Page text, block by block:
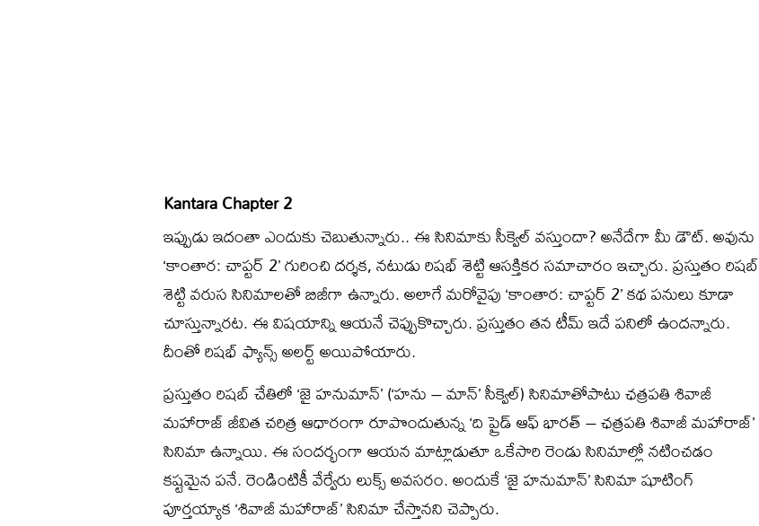
Kantara Chapter 2
ఇప్పుడు ఇదంతా ఎందుకు చెబుతున్నారు.. ఈ సినిమాకు సీక్వెల్‌ వస్తుందా? అనేదేగా మీ డౌట్‌. అవును
‘కాంతార: చాప్టర్‌ 2’ గురించి దర్శక, నటుడు రిషభ్‌ శెట్టి ఆసక్తికర సమాచారం ఇచ్చారు. ప్రస్తుతం రిషబ్‌
శెట్టి వరుస సినిమాలతో బిజీగా ఉన్నారు. అలాగే మరోవైపు ‘కాంతార: చాప్టర్‌ 2’ కథ పనులు కూడా
చూస్తున్నారట. ఈ విషయాన్ని ఆయనే చెప్పుకొచ్చారు. ప్రస్తుతం తన టీమ్‌ ఇదే పనిలో ఉందన్నారు.
దీంతో రిషభ్‌ ఫ్యాన్స్‌ అలర్ట్ అయిపోయారు.
ప్రస్తుతం రిషబ్‌ చేతిలో ‘జై హనుమాన్‌’ (‘హను – మాన్‌’ సీక్వెల్‌) సినిమాతోపాటు ఛత్రపతి శివాజీ
మహారాజ్ జీవిత చరిత్ర ఆధారంగా రూపొందుతున్న ‘ది ప్రైడ్ ఆఫ్ భారత్ – ఛత్రపతి శివాజీ మహారాజ్’
సినిమా ఉన్నాయి. ఈ సందర్భంగా ఆయన మాట్లాడుతూ ఒకేసారి రెండు సినిమాల్లో నటించడం
కష్టమైన పనే. రెండింటికీ వేర్వేరు లుక్స్ అవసరం. అందుకే ‘జై హనుమాన్’ సినిమా షూటింగ్‌
పూర్తయ్యాక ‘శివాజీ మహారాజ్’ సినిమా చేస్తానని చెప్పారు.